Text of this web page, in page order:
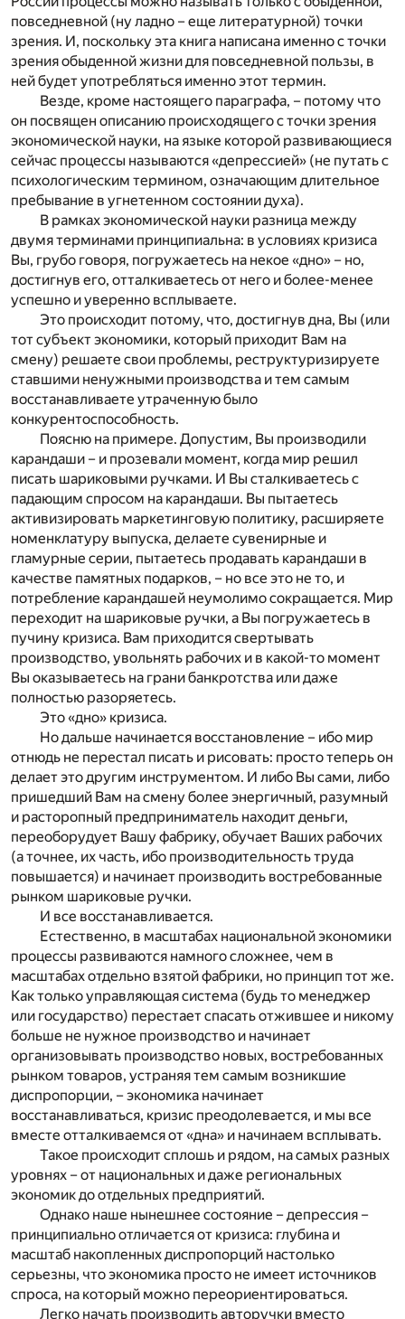
повседневной (ну ладно – еще литературной) точки
зрения. И, поскольку эта книга написана именно с точки
зрения обыденной жизни для повседневной пользы, в
ней будет употребляться именно этот термин.
Везде, кроме настоящего параграфа, – потому что
он посвящен описанию происходящего с точки зрения
экономической науки, на языке которой развивающиеся
сейчас процессы называются «депрессией» (не путать с
психологическим термином, означающим длительное
пребывание в угнетенном состоянии духа).
В рамках экономической науки разница между
двумя терминами принципиальна: в условиях кризиса
Вы, грубо говоря, погружаетесь на некое «дно» – но,
достигнув его, отталкиваетесь от него и более-менее
успешно и уверенно всплываете.
Это происходит потому, что, достигнув дна, Вы (или
тот субъект экономики, который приходит Вам на
смену) решаете свои проблемы, реструктуризируете
ставшими ненужными производства и тем самым
восстанавливаете утраченную было
конкурентоспособность.
Поясню на примере. Допустим, Вы производили
карандаши – и прозевали момент, когда мир решил
писать шариковыми ручками. И Вы сталкиваетесь с
падающим спросом на карандаши. Вы пытаетесь
активизировать маркетинговую политику, расширяете
номенклатуру выпуска, делаете сувенирные и
гламурные серии, пытаетесь продавать карандаши в
качестве памятных подарков, – но все это не то, и
потребление карандашей неумолимо сокращается. Мир
переходит на шариковые ручки, а Вы погружаетесь в
пучину кризиса. Вам приходится свертывать
производство, увольнять рабочих и в какой-то момент
Вы оказываетесь на грани банкротства или даже
полностью разоряетесь.
Это «дно» кризиса.
Но дальше начинается восстановление – ибо мир
отнюдь не перестал писать и рисовать: просто теперь он
делает это другим инструментом. И либо Вы сами, либо
пришедший Вам на смену более энергичный, разумный
и расторопный предприниматель находит деньги,
переоборудует Вашу фабрику, обучает Ваших рабочих
(а точнее, их часть, ибо производительность труда
повышается) и начинает производить востребованные
рынком шариковые ручки.
И все восстанавливается.
Естественно, в масштабах национальной экономики
процессы развиваются намного сложнее, чем в
масштабах отдельно взятой фабрики, но принцип тот же.
Как только управляющая система (будь то менеджер
или государство) перестает спасать отжившее и никому
больше не нужное производство и начинает
организовывать производство новых, востребованных
рынком товаров, устраняя тем самым возникшие
диспропорции, – экономика начинает
восстанавливаться, кризис преодолевается, и мы все
вместе отталкиваемся от «дна» и начинаем всплывать.
Такое происходит сплошь и рядом, на самых разных
уровнях – от национальных и даже региональных
экономик до отдельных предприятий.
Однако наше нынешнее состояние – депрессия –
принципиально отличается от кризиса: глубина и
масштаб накопленных диспропорций настолько
серьезны, что экономика просто не имеет источников
спроса, на который можно переориентироваться.
Легко начать производить авторучки вместо